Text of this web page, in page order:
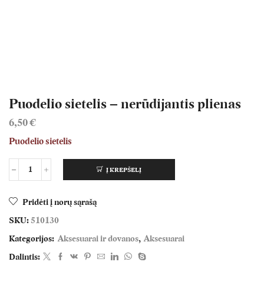
Puodelio sietelis – nerūdijantis plienas
6,50€
Puodelio sietelis
Į KREPŠELĮ
Pridėti į norų sąrašą
SKU:510130
Kategorijos: Aksesuarai ir dovanos, Aksesuarai
Dalintis: